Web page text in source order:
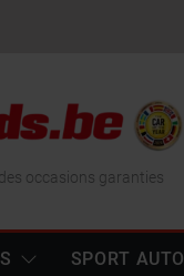
occasions garanties
SPORT AUTO